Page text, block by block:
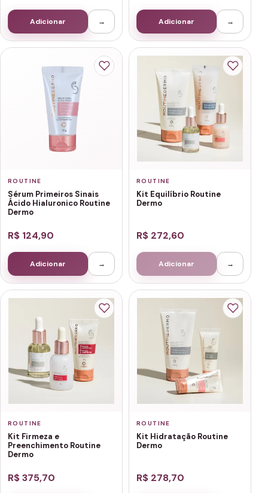
Adicionar → Adicionar →
ROUTINE
Sérum Primeiros Sinais
Ácido Hialuronico Routine
Dermo
R$ 124,90
Adicionar →
ROUTINE
Kit Equilíbrio Routine
Dermo
R$ 272,60
Adicionar →
ROUTINE
Kit Firmeza e
Preenchimento Routine
Dermo
R$ 375,70
ROUTINE
Kit Hidratação Routine
Dermo
R$ 278,70